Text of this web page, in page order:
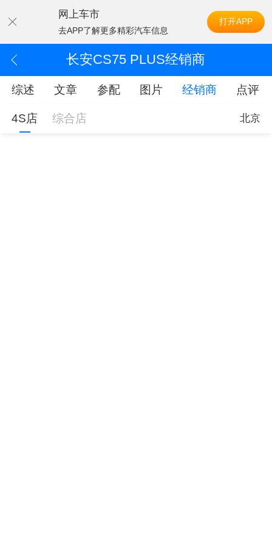
网上车市
去APP了解更多精彩汽车信息
打开APP
长安CS75 PLUS经销商
综述 文章 参配 图片 经销商 点评
4S店 综合店 北京